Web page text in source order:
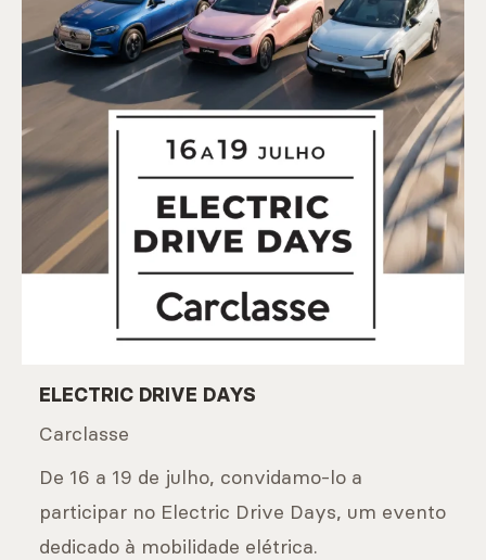
ELECTRIC DRIVE DAYS
Carclasse
De 16 a 19 de julho, convidamo-lo a
participar no Electric Drive Days, um evento
dedicado à mobilidade elétrica.